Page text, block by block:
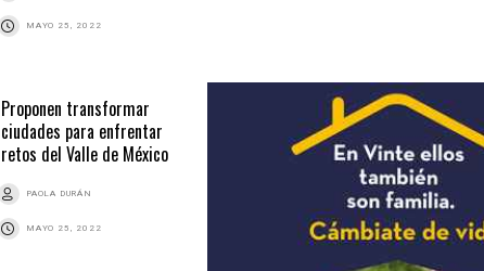
MAYO 25, 2022
Proponen transformar
ciudades para enfrentar
retos del Valle de México
PAOLA DURÁN
MAYO 25, 2022